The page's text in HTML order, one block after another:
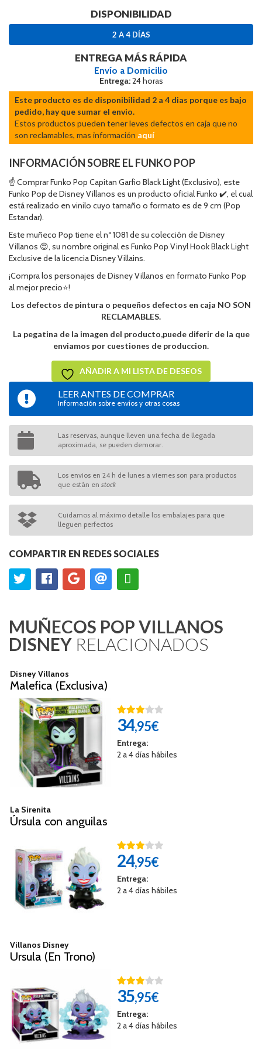
DISPONIBILIDAD
2 A 4 DÍAS
ENTREGA MÁS RÁPIDA
Envío a Domicilio
Entrega:24 horas
Este producto es de disponibilidad 2 a 4 dias porque es bajo
pedido, hay que sumar el envio.
Estos productos pueden tener leves defectos en caja que no
son reclamables, mas información aquí
INFORMACIÓN SOBRE EL FUNKO POP
☝ Comprar Funko Pop Capitan Garfio Black Light (Exclusivo), este
Funko Pop de Disney Villanos es un producto oficial Funko ✔️, el cual
está realizado en vinilo cuyo tamaño o formato es de 9 cm (Pop
Estandar).
Este muñeco Pop tiene el nº 1081 de su colección de Disney
Villanos 😍, su nombre original es Funko Pop Vinyl Hook Black Light
Exclusive de la licencia Disney Villains.
¡Compra los personajes de Disney Villanos en formato Funko Pop
al mejor precio⭐!
Los defectos de pintura o pequeños defectos en caja NO SON
RECLAMABLES.
La pegatina de la imagen del producto,puede diferir de la que
enviamos por cuestiones de produccion.
AÑADIR A MI LISTA DE DESEOS
LEER ANTES DE COMPRAR
Información sobre envíos y otras cosas
Las reservas, aunque lleven una fecha de llegada
aproximada, se pueden demorar.
Los envios en 24 h de lunes a viernes son para productos
que están en stock
Cuidamos al máximo detalle los embalajes para que
lleguen perfectos
COMPARTIR EN REDES SOCIALES
MUÑECOS POP VILLANOS
DISNEY RELACIONADOS
Disney Villanos
Malefica (Exclusiva)
34,95€
Entrega:
2 a 4 días hábiles
La Sirenita
Úrsula con anguilas
24,95€
Entrega:
2 a 4 días hábiles
Villanos Disney
Ursula (En Trono)
35,95€
Entrega:
2 a 4 días hábiles